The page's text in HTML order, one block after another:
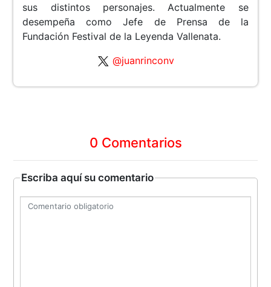
sus distintos personajes. Actualmente se
desempeña como Jefe de Prensa de la
Fundación Festival de la Leyenda Vallenata.
@juanrinconv
0 Comentarios
Escriba aquí su comentario